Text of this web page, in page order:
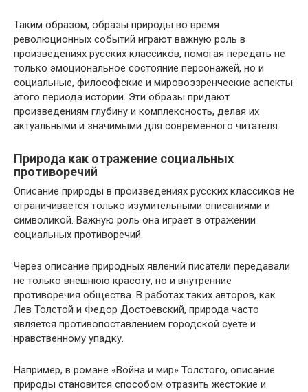
Таким образом, образы природы во время
революционных событий играют важную роль в
произведениях русских классиков, помогая передать не
только эмоциональное состояние персонажей, но и
социальные, философские и мировоззренческие аспекты
этого периода истории. Эти образы придают
произведениям глубину и комплексность, делая их
актуальными и значимыми для современного читателя.
Природа как отражение социальных
противоречий
Описание природы в произведениях русских классиков не
ограничивается только изумительными описаниями и
символикой. Важную роль она играет в отражении
социальных противоречий.
Через описание природных явлений писатели передавали
не только внешнюю красоту, но и внутренние
противоречия общества. В работах таких авторов, как
Лев Толстой и Федор Достоевский, природа часто
является противопоставлением городской суете и
нравственному упадку.
Например, в романе «Война и мир» Толстого, описание
природы становится способом отразить жестокие и